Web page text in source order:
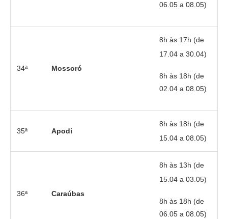
06.05 a 08.05)
34ª Mossoró
8h às 17h (de
17.04 a 30.04)
8h às 18h (de
02.04 a 08.05)
35ª Apodi
8h às 18h (de
15.04 a 08.05)
36ª Caraúbas
8h às 13h (de
15.04 a 03.05)
8h às 18h (de
06.05 a 08.05)